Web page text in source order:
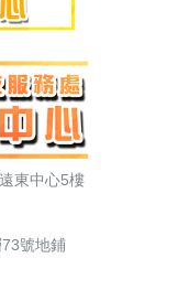
東中心5樓
號地鋪